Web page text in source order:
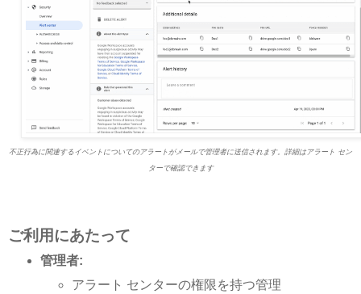
不正行為に関連するイベントについてのアラートがメールで管理者に送信されます。詳細はアラート セン
ターで確認できます
ご利用にあたって
管理者:
アラート センターの権限を持つ管理